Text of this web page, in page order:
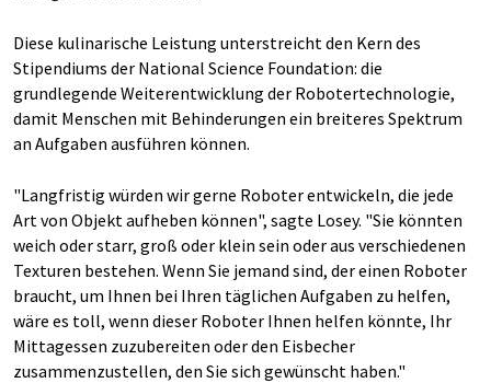
Diese kulinarische Leistung unterstreicht den Kern des
Stipendiums der National Science Foundation: die
grundlegende Weiterentwicklung der Robotertechnologie,
damit Menschen mit Behinderungen ein breiteres Spektrum
an Aufgaben ausführen können.
"Langfristig würden wir gerne Roboter entwickeln, die jede
Art von Objekt aufheben können", sagte Losey. "Sie könnten
weich oder starr, groß oder klein sein oder aus verschiedenen
Texturen bestehen. Wenn Sie jemand sind, der einen Roboter
braucht, um Ihnen bei Ihren täglichen Aufgaben zu helfen,
wäre es toll, wenn dieser Roboter Ihnen helfen könnte, Ihr
Mittagessen zuzubereiten oder den Eisbecher
zusammenzustellen, den Sie sich gewünscht haben."